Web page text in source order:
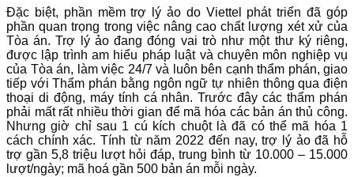
Đặc biệt, phần mềm trợ lý ảo do Viettel phát triển đã góp
phần quan trọng trong việc nâng cao chất lượng xét xử của
Tòa án. Trợ lý ảo đang đóng vai trò như một thư ký riêng,
được lập trình am hiểu pháp luật và chuyên môn nghiệp vụ
của Tòa án, làm việc 24/7 và luôn bên cạnh thẩm phán, giao
tiếp với Thẩm phán bằng ngôn ngữ tự nhiên thông qua điện
thoại di động, máy tính cá nhân. Trước đây các thẩm phán
phải mất rất nhiều thời gian để mã hóa các bản án thủ công.
Nhưng giờ chỉ sau 1 cú kích chuột là đã có thể mã hóa 1
cách chính xác. Tính từ năm 2022 đến nay, trợ lý ảo đã hỗ
trợ gần 5,8 triệu lượt hỏi đáp, trung bình từ 10.000 – 15.000
lượt/ngày; mã hoá gần 500 bản án mỗi ngày.